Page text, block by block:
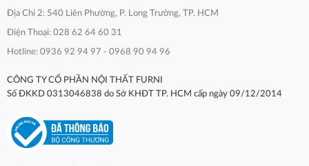
Địa Chỉ 2: 540 Liên Phường, P. Long Trường, TP. HCM
Điện Thoại: 028 62 64 60 31
Hotline: 0936 92 94 97 - 0968 90 94 96
CÔNG TY CỔ PHẦN NỘI THẤT FURNI
Số ĐKKD 0313046838 do Sở KHĐT TP. HCM cấp ngày 09/12/2014